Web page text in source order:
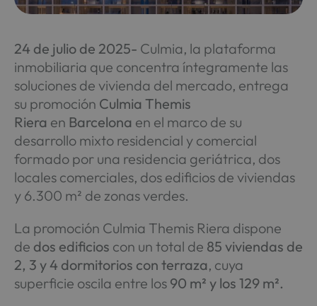
24 de julio de 2025- Culmia, la plataforma
inmobiliaria que concentra íntegramente las
soluciones de vivienda del mercado, entrega
su promoción Culmia Themis
Riera en Barcelona en el marco de su
desarrollo mixto residencial y comercial
formado por una residencia geriátrica, dos
locales comerciales, dos edificios de viviendas
y 6.300 m² de zonas verdes.
La promoción Culmia Themis Riera dispone
de dos edificios con un total de 85 viviendas de
2, 3 y 4 dormitorios con terraza, cuya
superficie oscila entre los 90 m² y los 129 m².